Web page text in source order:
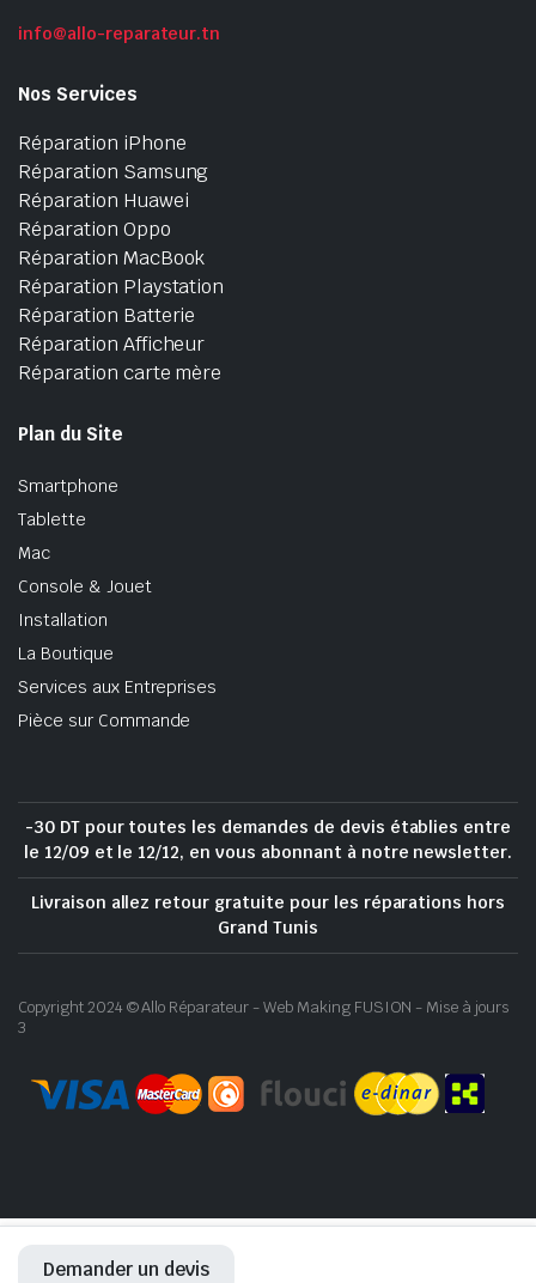
Demander un devis
info@allo-reparateur.tn
Nos Services
Réparation iPhone
Réparation Samsung
Réparation Huawei
Réparation Oppo
Réparation MacBook
Réparation Playstation
Réparation Batterie
Réparation Afficheur
Réparation carte mère
Plan du Site
Smartphone
Tablette
Mac
Console & Jouet
Installation
La Boutique
Services aux Entreprises
Pièce sur Commande
-30 DT pour toutes les demandes de devis établies entre
le 12/09 et le 12/12, en vous abonnant à notre newsletter.
Livraison allez retour gratuite pour les réparations hors
Grand Tunis
Copyright 2024 © Allo Réparateur - Web Making FUSION - Mise à jours
3